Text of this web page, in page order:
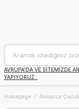
AVRUPA'DA VE SİTEMİZDE
YAPIYORUZ .
Homepage Almanca